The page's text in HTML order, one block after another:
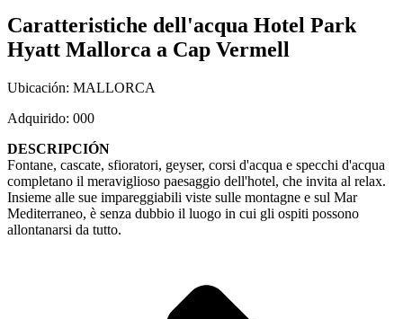
Caratteristiche dell'acqua Hotel Park
Hyatt Mallorca a Cap Vermell
Ubicación: MALLORCA
Adquirido: 000
DESCRIPCIÓN
Fontane, cascate, sfioratori, geyser, corsi d'acqua e specchi d'acqua
completano il meraviglioso paesaggio dell'hotel, che invita al relax.
Insieme alle sue impareggiabili viste sulle montagne e sul Mar
Mediterraneo, è senza dubbio il luogo in cui gli ospiti possono
allontanarsi da tutto.